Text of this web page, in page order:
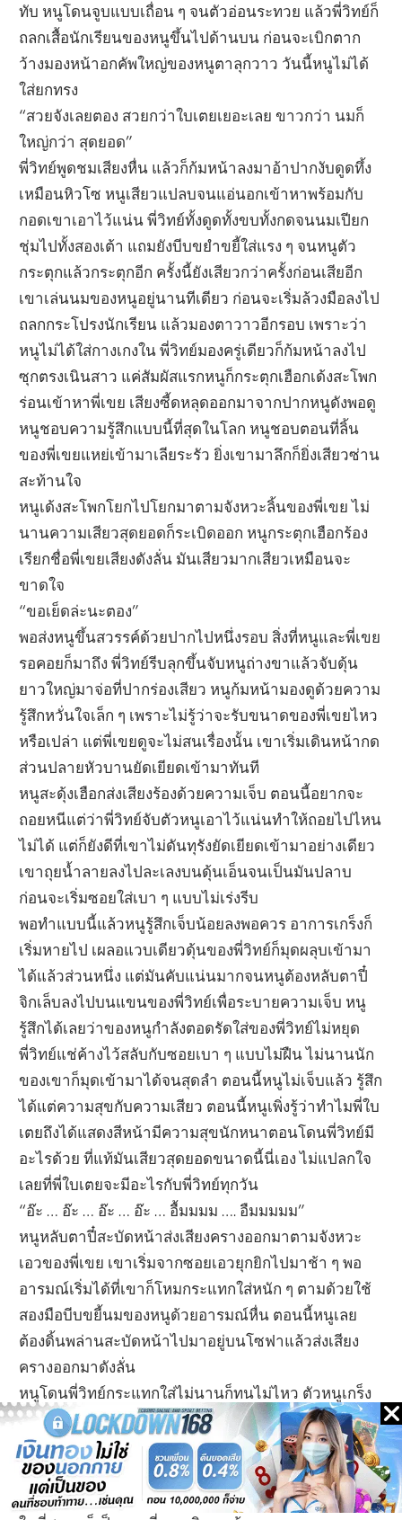
ทับ หนูโดนจูบแบบเถื่อน ๆ จนตัวอ่อนระทวย แล้วพี่วิทย์ก็
ถลกเสื้อนักเรียนของหนูขึ้นไปด้านบน ก่อนจะเบิกตาก
ว้างมองหน้าอกคัพใหญ่ของหนูตาลุกวาว วันนี้หนูไม่ได้
ใส่ยกทรง
“สวยจังเลยตอง สวยกว่าใบเตยเยอะเลย ขาวกว่า นมก็
ใหญ่กว่า สุดยอด”
พี่วิทย์พูดชมเสียงหื่น แล้วก็ก้มหน้าลงมาอ้าปากงับดูดทึ้ง
เหมือนหิวโซ หนูเสียวแปลบจนแอ่นอกเข้าหาพร้อมกับ
กอดเขาเอาไว้แน่น พี่วิทย์ทั้งดูดทั้งขบทั้งกดจนนมเปียก
ชุ่มไปทั้งสองเต้า แถมยังบีบขยำขยี้ใส่แรง ๆ จนหนูตัว
กระตุกแล้วกระตุกอีก ครั้งนี้ยังเสียวกว่าครั้งก่อนเสียอีก
เขาเล่นนมของหนูอยู่นานทีเดียว ก่อนจะเริ่มล้วงมือลงไป
ถลกกระโปรงนักเรียน แล้วมองตาวาวอีกรอบ เพราะว่า
หนูไม่ได้ใส่กางเกงใน พี่วิทย์มองครู่เดียวก็ก้มหน้าลงไป
ซุกตรงเนินสาว แค่สัมผัสแรกหนูก็กระตุกเฮือกเด้งสะโพก
ร่อนเข้าหาพี่เขย เสียงซี้ดหลุดออกมาจากปากหนูดังพอดู
หนูชอบความรู้สึกแบบนี้ที่สุดในโลก หนูชอบตอนที่ลิ้น
ของพี่เขยแหย่เข้ามาเลียระรัว ยิ่งเขามาลึกก็ยิ่งเสียวซ่าน
สะท้านใจ
หนูเด้งสะโพกโยกไปโยกมาตามจังหวะลิ้นของพี่เขย ไม่
นานความเสียวสุดยอดก็ระเบิดออก หนูกระตุกเฮือกร้อง
เรียกชื่อพี่เขยเสียงดังลั่น มันเสียวมากเสียวเหมือนจะ
ขาดใจ
“ขอเย็ดล่ะนะตอง”
พอส่งหนูขึ้นสวรรค์ด้วยปากไปหนึ่งรอบ สิ่งที่หนูและพี่เขย
รอคอยก็มาถึง พี่วิทย์รีบลุกขึ้นจับหนูถ่างขาแล้วจับดุ้น
ยาวใหญ่มาจ่อที่ปากร่องเสียว หนูก้มหน้ามองดูด้วยความ
รู้สึกหวั่นใจเล็ก ๆ เพราะไม่รู้ว่าจะรับขนาดของพี่เขยไหว
หรือเปล่า แต่พี่เขยดูจะไม่สนเรื่องนั้น เขาเริ่มเดินหน้ากด
ส่วนปลายหัวบานยัดเยียดเข้ามาทันที
หนูสะดุ้งเฮือกส่งเสียงร้องด้วยความเจ็บ ตอนนี้อยากจะ
ถอยหนีแต่ว่าพี่วิทย์จับตัวหนูเอาไว้แน่นทำให้ถอยไปไหน
ไม่ได้ แต่ก็ยังดีที่เขาไม่ดันทุรังยัดเยียดเข้ามาอย่างเดียว
เขาถุยน้ำลายลงไปละเลงบนดุ้นเอ็นจนเป็นมันปลาบ
ก่อนจะเริ่มซอยใส่เบา ๆ แบบไม่เร่งรีบ
พอทำแบบนี้แล้วหนูรู้สึกเจ็บน้อยลงพอควร อาการเกร็งก็
เริ่มหายไป เผลอแวบเดียวดุ้นของพี่วิทย์ก็มุดผลุบเข้ามา
ได้แล้วส่วนหนึ่ง แต่มันคับแน่นมากจนหนูต้องหลับตาปี๋
จิกเล็บลงไปบนแขนของพี่วิทย์เพื่อระบายความเจ็บ หนู
รู้สึกได้เลยว่าของหนูกำลังตอดรัดใส่ของพี่วิทย์ไม่หยุด
พี่วิทย์แช่ค้างไว้สลับกับซอยเบา ๆ แบบไม่ฝืน ไม่นานนัก
ของเขาก็มุดเข้ามาได้จนสุดลำ ตอนนี้หนูไม่เจ็บแล้ว รู้สึก
ได้แต่ความสุขกับความเสียว ตอนนี้หนูเพิ่งรู้ว่าทำไมพี่ใบ
เตยถึงได้แสดงสีหน้ามีความสุขนักหนาตอนโดนพี่วิทย์มี
อะไรด้วย ที่แท้มันเสียวสุดยอดขนาดนี้นี่เอง ไม่แปลกใจ
เลยที่พี่ใบเตยจะมีอะไรกับพี่วิทย์ทุกวัน
“อ๊ะ … อ๊ะ … อ๊ะ … อ๊ะ … อื้มมมม …. อืมมมมม”
หนูหลับตาปี๋สะบัดหน้าส่งเสียงครางออกมาตามจังหวะ
เอวของพี่เขย เขาเริ่มจากซอยเอวยุกยิกไปมาช้า ๆ พอ
อารมณ์เริ่มได้ที่เขาก็โหมกระแทกใส่หนัก ๆ ตามด้วยใช้
สองมือบีบขยี้นมของหนูด้วยอารมณ์หื่น ตอนนี้หนูเลย
ต้องดิ้นพล่านสะบัดหน้าไปมาอยู่บนโซฟาแล้วส่งเสียง
ครางออกมาดังลั่น
หนูโดนพี่วิทย์กระแทกใส่ไม่นานก็ทนไม่ไหว ตัวหนูเกร็ง
กระตุกเฮือกแรงมาก จากนั้นความสุขสุดยอดที่หนู
ต้องการก็ประทุแล่นพล่านไปทั่วร่าง หนูรู้สึกเหมือนได้ขึ้น
สวรรค์ชั้นสูงสุดยิ่งกว่าครั้งไหน และครั้งนี้พี่วิทย์ก็ตัว
กระตุกปล่อยน้ำรักร้อนผ่าวเข้ามาในตัวหนูด้วยพร้อมกัน